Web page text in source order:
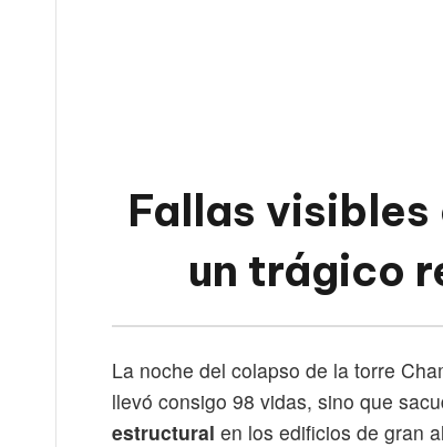
Fallas
un trágico
La noche del colapso de la torre
llevó consigo 98 vidas, sino que
estructural en los edificios de gran